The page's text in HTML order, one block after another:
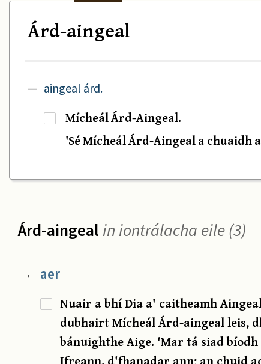
Árd-aingeal
— aingeal árd.
Mícheál Árd-Aingeal.
'Sé Mícheál Árd-Aingeal a chuaidh
Árd-aingeal in iontrálacha eile (3)
→ aer
Nuair a bhí Dia a' caitheamh
dubhairt Mícheál Árd-aingeal leis,
bánuighthe Aige. 'Mar tá siad